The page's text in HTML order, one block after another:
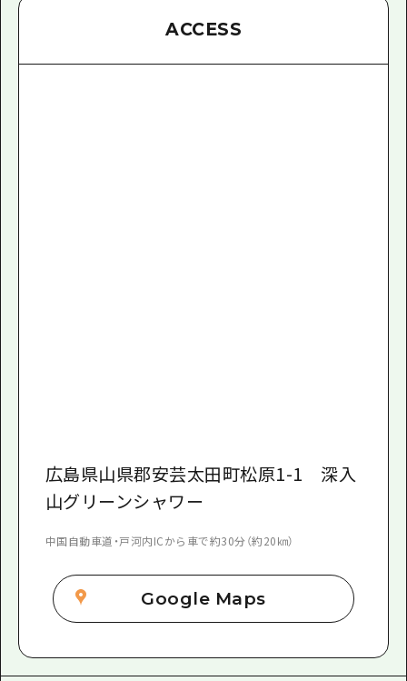
ACCESS
広島県山県郡安芸太田町松原1-1 深入
山グリーンシャワー
中国自動車道・戸河内ICから車で約30分（約20㎞）
Google Maps